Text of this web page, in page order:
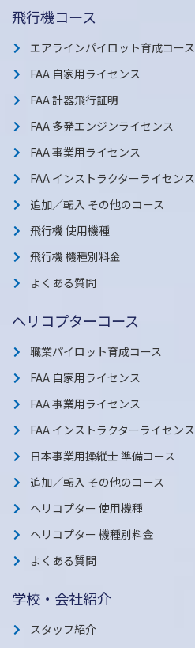
飛行機コース
エアラインパイロット育成コース
FAA 自家用ライセンス
FAA 計器飛行証明
FAA 多発エンジンライセンス
FAA 事業用ライセンス
FAA インストラクターライセンス
追加／転入 その他のコース
飛行機 使用機種
飛行機 機種別料金
よくある質問
ヘリコプターコース
職業パイロット育成コース
FAA 自家用ライセンス
FAA 事業用ライセンス
FAA インストラクターライセンス
日本事業用操縦士 準備コース
追加／転入 その他のコース
ヘリコプター 使用機種
ヘリコプター 機種別料金
よくある質問
学校・会社紹介
スタッフ紹介